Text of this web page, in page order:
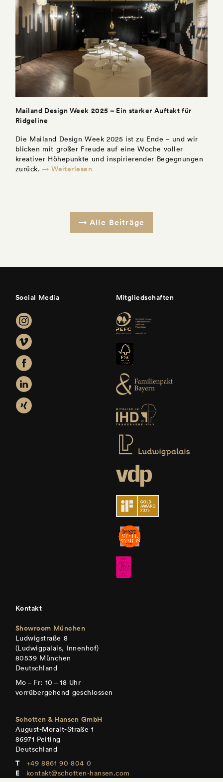
Mailand Design Week 2025 – Ein starker Auftakt für
Ridgeline
Die Mailand Design Week 2025 ist zu Ende – und wir
blicken mit großer Freude auf eine Woche voller
kreativer Höhepunkte und inspirierender Begegnungen
zurück. → Weiterlesen
Alle Beiträge
Social Media Mitgliedschaften
Kontakt
Showroom München
Ludwigstraße 8
(Ludwigpalais, Innenhof)
80539 München
Deutschland
Mo – Fr: 10 – 18 Uhr
vorrübergehend geschlossen
Schotten & Hansen GmbH
August-Moralt-Straße 1
86971 Peiting
Deutschland
+49 8861 90 804 0
kontakt@schotten-hansen.com